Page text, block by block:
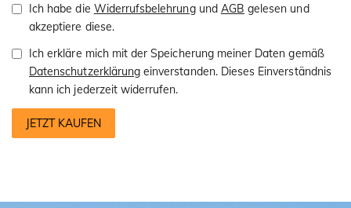
Ich habe die Widerrufsbelehrungund AGB gelesen und
akzeptiere diese.
Ich erkläre mich mit der Speicherung meiner Daten gemäß
Datenschutzerklärung einverstanden. Dieses Einverständnis
kann ich jederzeit widerrufen.
JETZT KAUFEN